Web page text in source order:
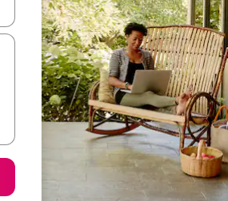
njih pomoću strelica nagore i nadolje,